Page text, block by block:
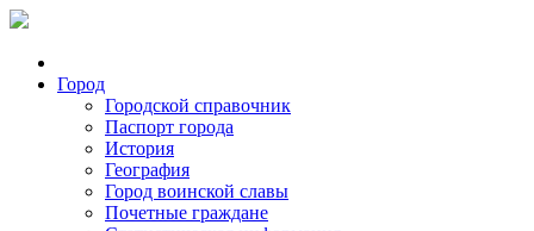
Город
Городской справочник
Паспорт города
История
География
Город воинской славы
Почетные граждане